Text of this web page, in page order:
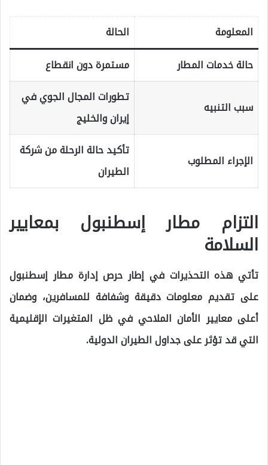
المعلومة
الحالة
حالة خدمات المطار
مستمرة دون انقطاع
سبب التنبيه
تطورات المجال الجوي في
إيران والخليج
الإجراء المطلوب
تأكيد حالة الرحلة من شركة
الطيران
التزام مطار إسطنبول بمعايير
السلامة
تأتي هذه التحذيرات في إطار حرص إدارة مطار إسطنبول
على تقديم معلومات دقيقة وشفافة للمسافرين، وضمان
أعلى معايير الأمان الملاحي في ظل المتغيرات الإقليمية
التي قد تؤثر على جداول الطيران الدولية.